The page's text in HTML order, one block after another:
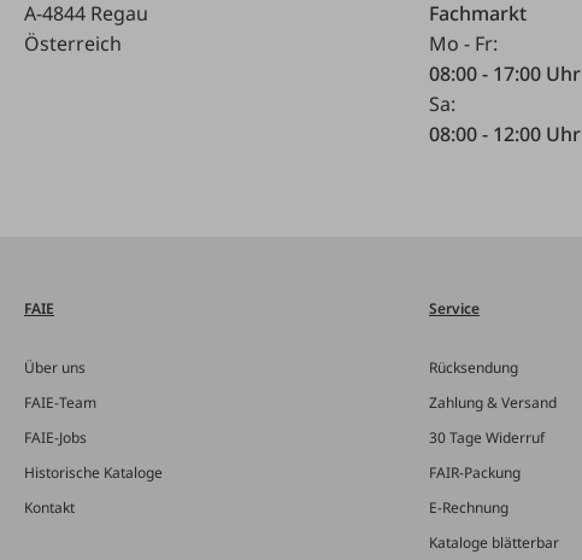
A-4844 Regau
Österreich
Fachmarkt
Mo - Fr:
08:00 - 17:00 Uhr
Sa:
08:00 - 12:00 Uhr
FAIE
Über uns
FAIE-Team
FAIE-Jobs
Historische Kataloge
Kontakt
Service
Rücksendung
Zahlung & Versand
30 Tage Widerruf
FAIR-Packung
E-Rechnung
Kataloge blätterbar